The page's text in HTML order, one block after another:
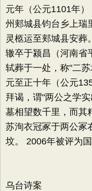
元年（公元1101年
州郏城县钧台乡上瑞
灵柩运至郏城县安葬
辙卒于颍昌（河南省
轼葬于一处，称"二
元至正十年（公元
拜谒，谓"两公之学
墓相望数千里，而其
苏洵衣冠冢于两公冢
坟。 2006年被评为
乌台诗案